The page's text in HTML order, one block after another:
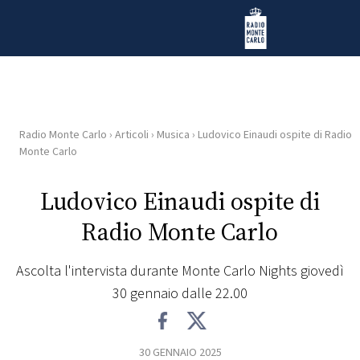
Radio Monte Carlo
HOME
RADIO
Radio Monte Carlo › Articoli › Musica › Ludovico Einaudi ospite di Radio
Monte Carlo
Ludovico Einaudi ospite di
Radio Monte Carlo
Ascolta l'intervista durante Monte Carlo Nights giovedì
30 gennaio dalle 22.00
30 GENNAIO 2025